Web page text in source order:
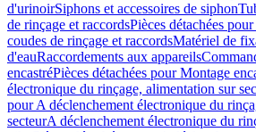
d'urinoirSiphons et accessoires de siphon
de rinçage et raccordsPièces détachées
coudes de rinçage et raccordsMatériel de
d'eauRaccordements aux appareils
encastréPièces détachées pour Montage
électronique du rinçage, alimentation sur
pour A déclenchement électronique du
secteurA déclenchement électronique du